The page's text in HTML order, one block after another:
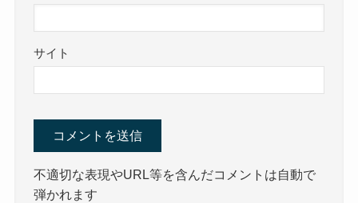
サイト
不適切な表現やURL等を含んだコメントは自動で
弾かれます